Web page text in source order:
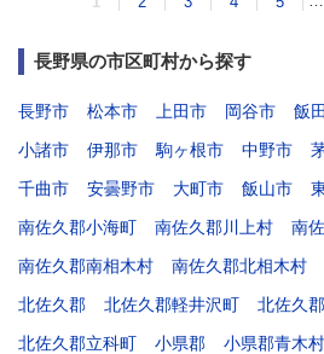
長野県の市区町村から探す
長野市 松本市 上田市 岡谷市 飯
小諸市
伊那市 駒ヶ根市 中野市
千曲市
安曇野市 大町市 飯山市
南佐久郡小海町
南佐久郡川上村
南
南佐久郡南相木村
南佐久郡北相木村
北佐久郡
北佐久郡軽井沢町
北佐久
北佐久郡立科町
小県郡 小県郡青木村